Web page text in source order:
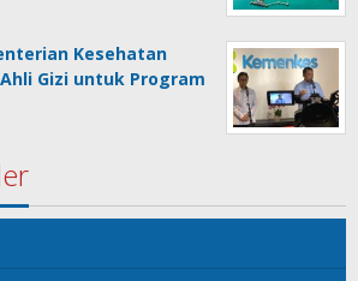
Kesehatan
Gizi untuk Program